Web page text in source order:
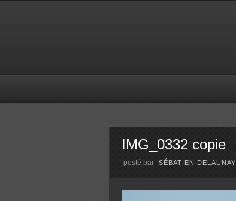
IMG_0332 copie
posté par SÉBATIEN DELAUNAY